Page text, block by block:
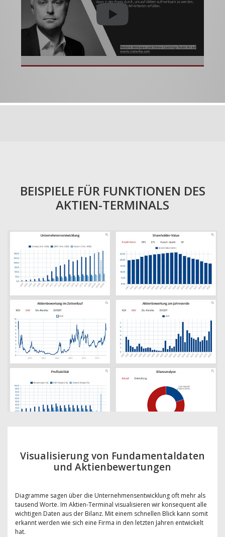
BEISPIELE FÜR FUNKTIONEN DES
AKTIEN-TERMINALS
Visualisierung von Fundamentaldaten
und Aktienbewertungen
Diagramme sagen über die Unternehmensentwicklung oft mehr als
tausend Worte. Im Aktien-Terminal visualisieren wir konsequent alle
wichtigen Daten aus der Bilanz. Mit einem schnellen Blick kann somit
erkannt werden wie sich eine Firma in den letzten Jahren entwickelt
hat.